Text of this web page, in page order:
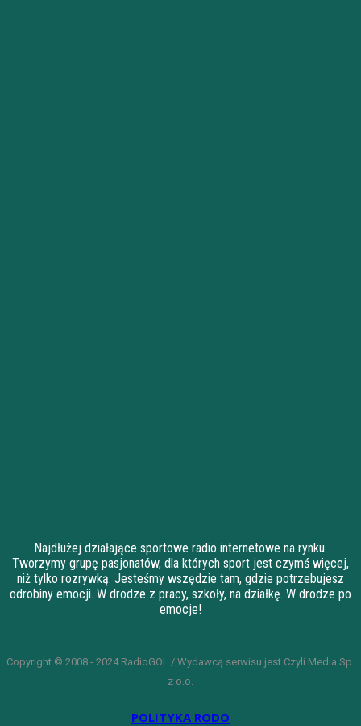
Najdłużej działające sportowe radio internetowe na rynku.
Tworzymy grupę pasjonatów, dla których sport jest czymś więcej,
niż tylko rozrywką. Jesteśmy wszędzie tam, gdzie potrzebujesz
odrobiny emocji. W drodze z pracy, szkoły, na działkę. W drodze po
emocje!
Copyright © 2008 - 2024 RadioGOL / Wydawcą serwisu jest Czyli Media Sp.
z o.o.
POLITYKA RODO